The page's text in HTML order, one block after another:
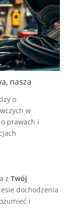
nasza
o
w
prawach i
z Twój
dochodzenia
i